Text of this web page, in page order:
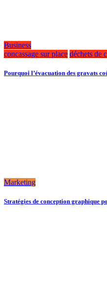
Business
concassage sur place déchets de
Pourquoi l’évacuation des gravats
Marketing
Stratégies de conception graphique